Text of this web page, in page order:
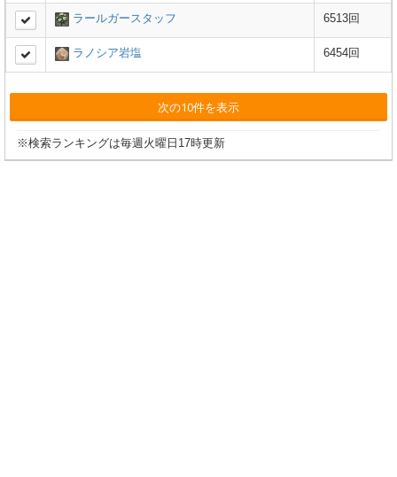
ラールガースタッフ 6513回
ラノシア岩塩 6454回
次の10件を表示
※検索ランキングは毎週火曜日17時更新